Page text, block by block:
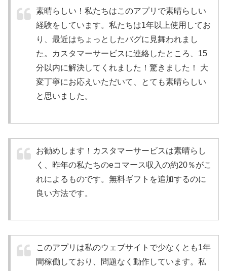
素晴らしい！私たちはこのアプリで素晴らしい
経験をしています。私たちは1年以上使用してお
り、最近はちょっとしたバグに見舞われまし
た。カスタマーサービスに連絡したところ、15
分以内に解決してくれました！驚きました！ 大
変丁寧にお応えいただいて、とても素晴らしい
と思いました。
お勧めします！カスタマーサービスは素晴らし
く、昨年の私たちのeコマース収入の約20％がこ
れによるものです。無料ギフトを追加するのに
良い方法です。
このアプリは私のウェブサイトで少なくとも1年
間稼働しており、問題なく動作しています。私